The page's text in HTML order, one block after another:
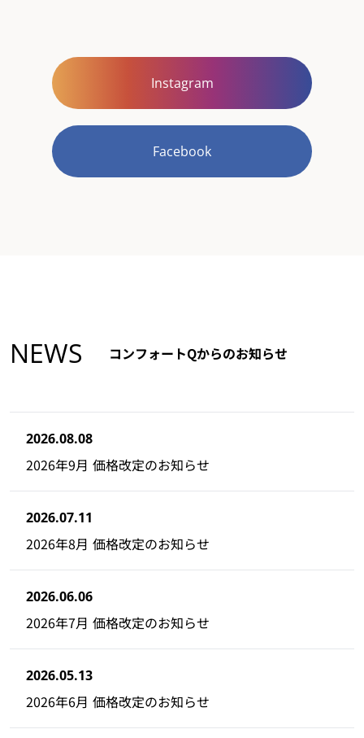
Instagram
Facebook
NEWS コンフォートQからのお知らせ
2026.08.08
2026年9月 価格改定のお知らせ
2026.07.11
2026年8月 価格改定のお知らせ
2026.06.06
2026年7月 価格改定のお知らせ
2026.05.13
2026年6月 価格改定のお知らせ